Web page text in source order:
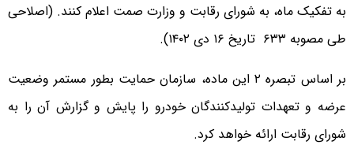
به تفکیک ماه، به شورای رقابت و وزارت صمت اعلام کنند. (اصلاحی
طی مصوبه ۶٣٣ تاریخ ۱۶ دی ۱۴۰۲).
بر اساس تبصره ٢ این ماده، سازمان حمایت بطور مستمر وضعیت
عرضه و تعهدات تولیدکنندگان خودرو را پایش و گزارش آن را به
شورای رقابت ارائه خواهد کرد.